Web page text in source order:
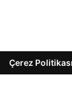
Çerez Politikası